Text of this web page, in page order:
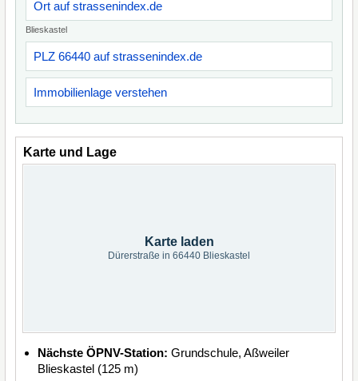
Ort auf strassenindex.de
Blieskastel
PLZ 66440 auf strassenindex.de
Immobilienlage verstehen
Karte und Lage
Karte laden
Dürerstraße in 66440 Blieskastel
Nächste ÖPNV-Station: Grundschule, Aßweiler
Blieskastel (125 m)